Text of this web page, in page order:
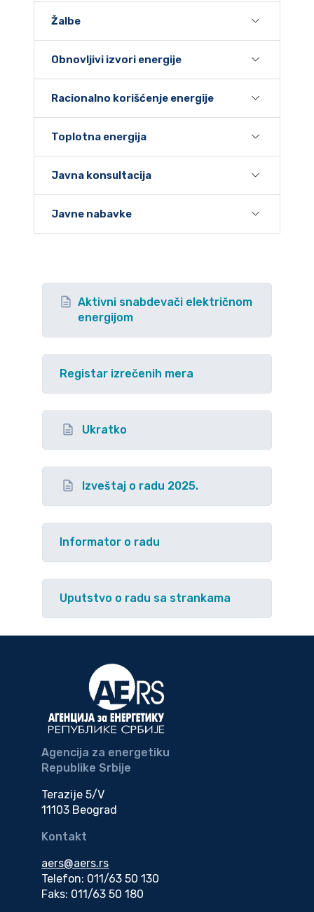
Žalbe
Obnovljivi izvori energije
Racionalno korišćenje energije
Toplotna energija
Javna konsultacija
Javne nabavke
Aktivni snabdevači električnom
energijom
Registar izrečenih mera
Ukratko
Izveštaj o radu 2025.
Informator o radu
Uputstvo o radu sa strankama
Agencija za energetiku
Republike Srbije
Terazije 5/V
11103 Beograd
Kontakt
aers@aers.rs
Telefon: 011/63 50 130
Faks: 011/63 50 180